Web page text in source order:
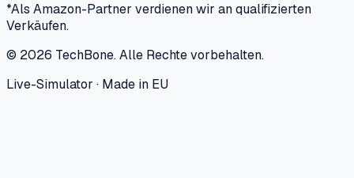
*Als Amazon-Partner verdienen wir an qualifizierten
Verkäufen.
© 2026 TechBone.Alle Rechte vorbehalten.
Live-Simulator · Made in EU